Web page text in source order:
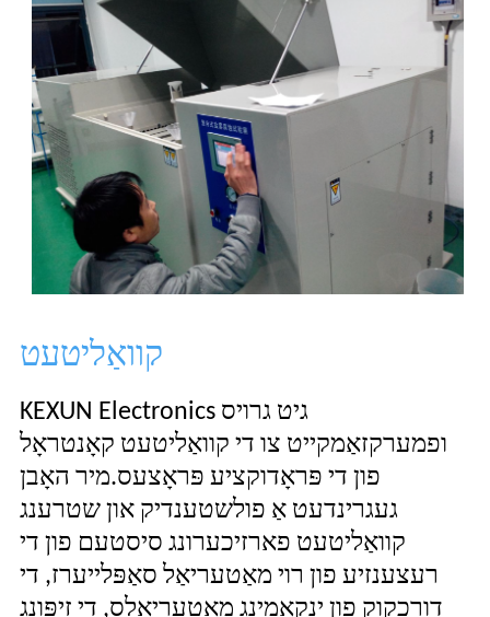
קוואַליטעט
KEXUN Electronics גיט גרויס
ופמערקזאַמקייט צו די קוואַליטעט קאָנטראָל
פון די פּראָדוקציע פּראָצעס.מיר האָבן
געגרינדעט אַ פולשטענדיק און שטרענג
קוואַליטעט פארזיכערונג סיסטעם פון די
רעצענזיע פון ​​רוי מאַטעריאַל סאַפּלייערז, די
דורכקוק פון ינקאַמינג מאַטעריאַלס, די זיפּונג